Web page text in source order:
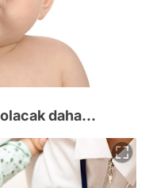
daha...